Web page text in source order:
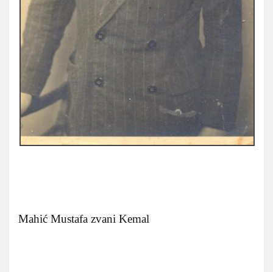
Mahić Mustafa zvani Kemal